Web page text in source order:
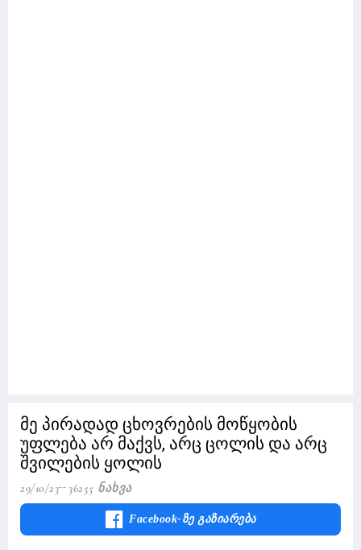
მე პირადად ცხოვრების მოწყობის
უფლება არ მაქვს, არც ცოლის და არც
შვილების ყოლის
29/10/23 36255 Ნახვა
Facebook-Ზე Გაზიარება